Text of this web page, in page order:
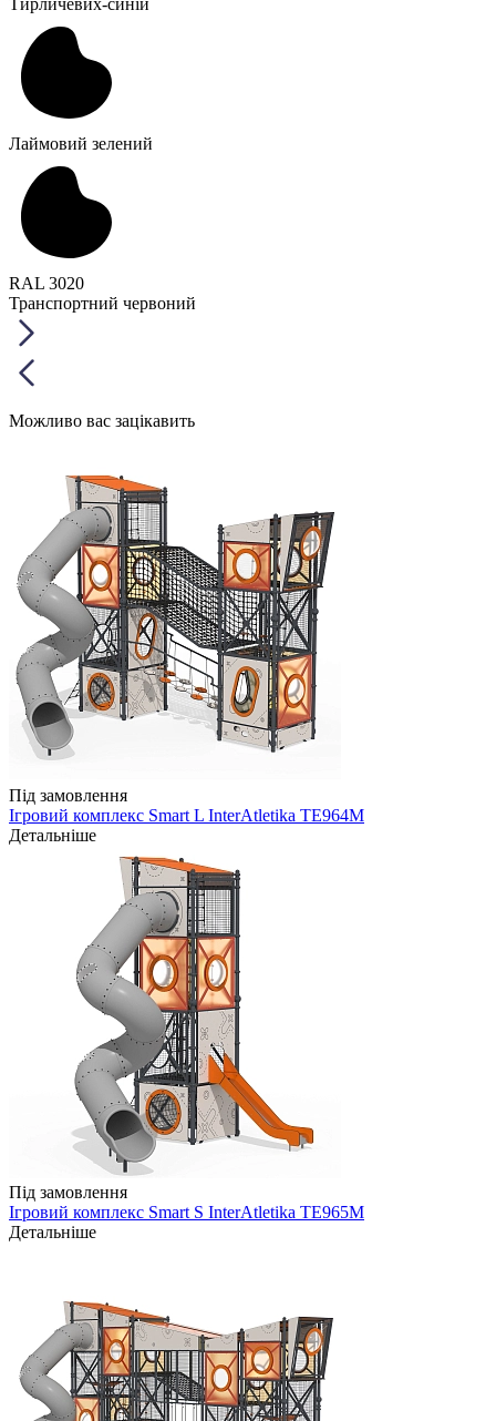
Тирличевих-синій
Лаймовий зелений
RAL 3020
Транспортний червоний
Можливо вас зацікавить
Під замовлення
Ігровий комплекс Smart L InterAtletika TE964M
Детальніше
Під замовлення
Ігровий комплекс Smart S InterAtletika TE965M
Детальніше